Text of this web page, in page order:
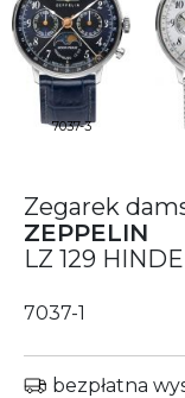
7037-3
Zegarek
ZEPPELIN
LZ 129
7037-1
bezpłatna